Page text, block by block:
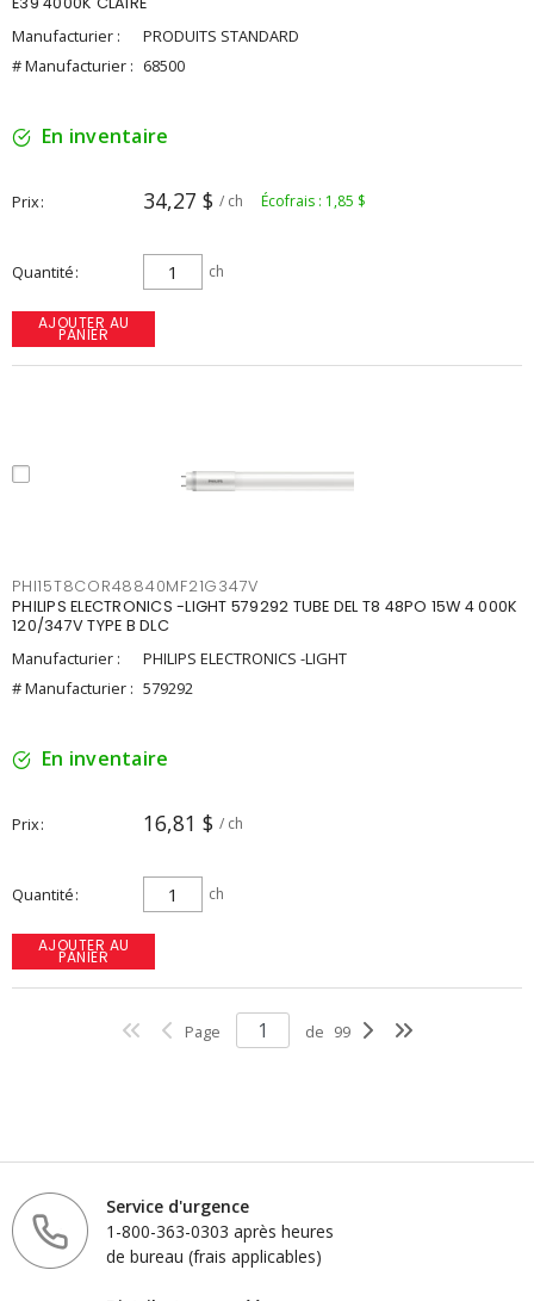
Manufacturier :
PRODUITS STANDARD
# Manufacturier : 68500
En inventaire
Prix 34,27 $ / ch Écofrais : 1,85 $
Quantité ch
AJOUTER AU
PANIER
PHI15T8COR48840MF21G347V
PHILIPS ELECTRONICS -LIGHT 579292 TUBE DEL T8 48PO 15W 4 000K
120/347V TYPE B DLC
Manufacturier :
PHILIPS ELECTRONICS -LIGHT
# Manufacturier : 579292
En inventaire
Prix 16,81 $ / ch
Quantité ch
AJOUTER AU
PANIER
Page de 99
Service d'urgence
1-800-363-0303 après heures
de bureau (frais applicables)